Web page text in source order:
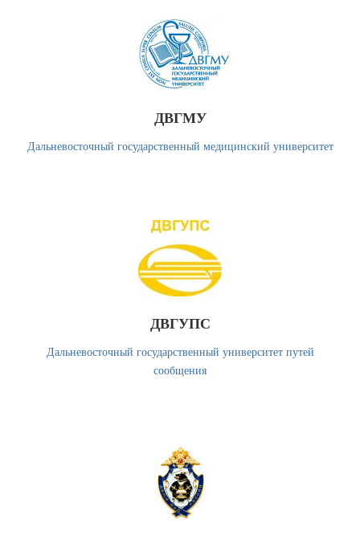
ДВГМУ
Дальневосточный государственный медицинский университет
ДВГУПС
Дальневосточный государственный университет путей
сообщения